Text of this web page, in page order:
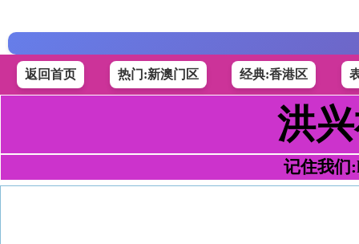
返回首页 热门:新澳门区 经典:香港区
洪
记住我们